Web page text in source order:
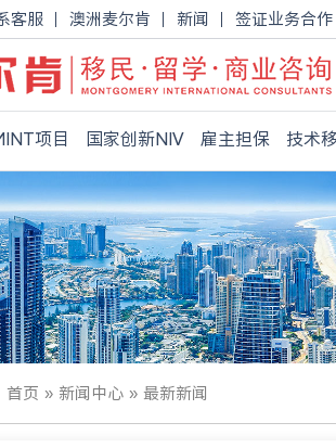
客服 澳洲麦尔肯 新闻 签证业务合作
项目 国家创新NIV 雇主担保 技术
首页 » 新闻中心 » 最新新闻